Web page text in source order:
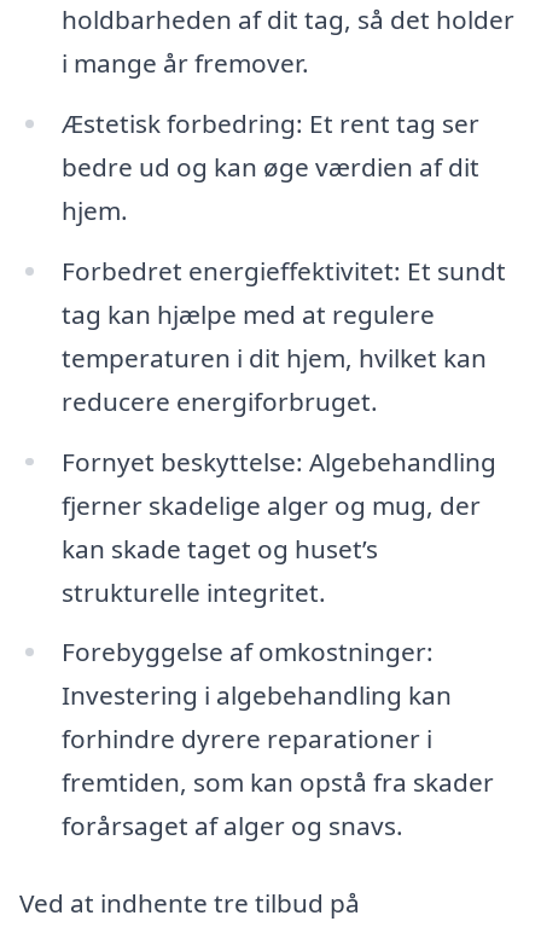
holdbarheden af dit tag, så det holder
i mange år fremover.
Æstetisk forbedring: Et rent tag ser
bedre ud og kan øge værdien af dit
hjem.
Forbedret energieffektivitet: Et sundt
tag kan hjælpe med at regulere
temperaturen i dit hjem, hvilket kan
reducere energiforbruget.
Fornyet beskyttelse: Algebehandling
fjerner skadelige alger og mug, der
kan skade taget og huset’s
strukturelle integritet.
Forebyggelse af omkostninger:
Investering i algebehandling kan
forhindre dyrere reparationer i
fremtiden, som kan opstå fra skader
forårsaget af alger og snavs.
Ved at indhente tre tilbud på